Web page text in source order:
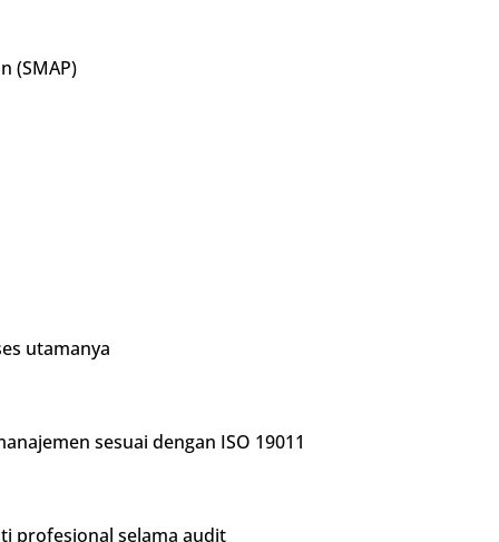
(SMAP)
utamanya
sesuai dengan ISO 19011
profesional selama audit